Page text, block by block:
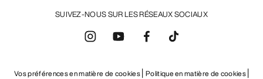
SUIVEZ-NOUS SUR LES RÉSEAUX SOCIAUX
Vos préférences en matière de cookies Politique en matière de cookies